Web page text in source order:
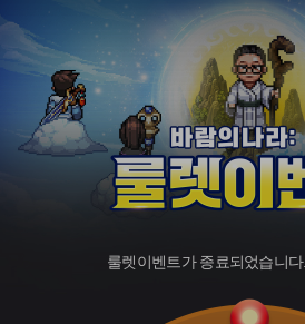
룰렛이벤트가 종료되었습니다.